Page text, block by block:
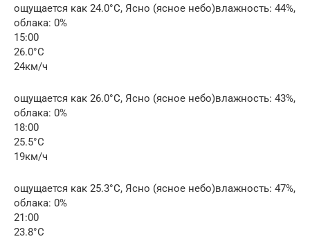
ощущается как 24.0°C, Ясно (ясное небо)влажность: 44%,
облака: 0%
15:00
26.0°C
24км/ч
ощущается как 26.0°C, Ясно (ясное небо)влажность: 43%,
облака: 0%
18:00
25.5°C
19км/ч
ощущается как 25.3°C, Ясно (ясное небо)влажность: 47%,
облака: 0%
21:00
23.8°C